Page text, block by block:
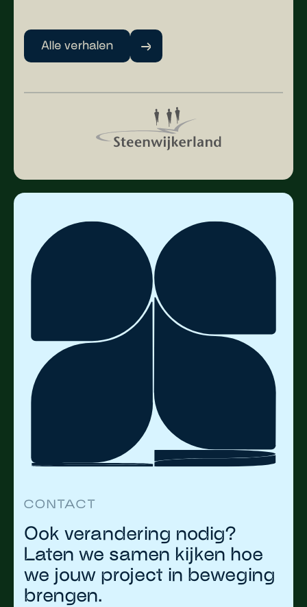
Alle verhalen
CONTACT
Ook verandering nodig?
Laten we samen kijken hoe
we jouw project in beweging
brengen.